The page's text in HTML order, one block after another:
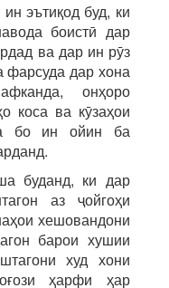
эътиқод буд, ки
боистӣ дар
ва дар ин рӯз
фарсуда дар хона
онҳоро
коса ва кӯзаҳои
бо ин ойин ба
буданд, ки дар
аз ҷойгоҳи
хешовандони
барои хушии
худ хони
ҳарфи ҳар